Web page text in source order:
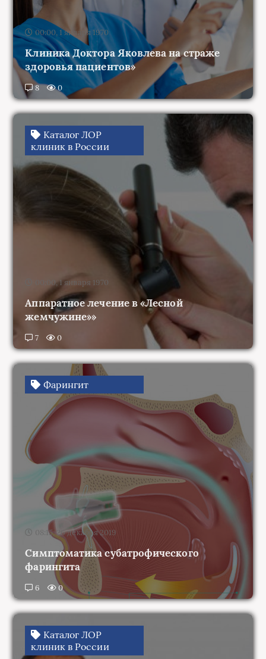
00:00, 1 января 1970
Клиника Доктора Яковлева на страже
здоровья пациентов»
8 0
клиник в России
00:00, 1 января 1970
Аппаратное лечение в «Лесной
жемчужине»»
7 0
Фарингит
08:15, 26 декабря 2019
Симптоматика субатрофического
фарингита
6 0
клиник в России